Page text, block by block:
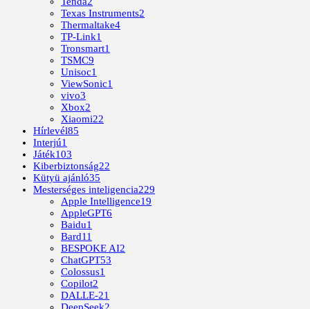
Texas Instruments2
Thermaltake4
TP-Link1
Tronsmart1
TSMC9
Unisoc1
ViewSonic1
vivo3
Xbox2
Xiaomi22
Hírlevél85
Interjú1
Játék103
Kiberbiztonság22
Kütyü ajánló35
Mesterséges inteligencia229
Apple Intelligence19
AppleGPT6
Baidu1
Bard11
BESPOKE AI2
ChatGPT53
Colossus1
Copilot2
DALLE-21